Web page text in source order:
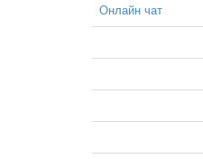
Онлайн чат